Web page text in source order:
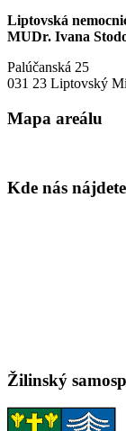
Liptovská
MUDr. Ivana
Palúčanská 25
031 23 Liptovský
Mapa areálu
Kde nás nájdete
Žilinský